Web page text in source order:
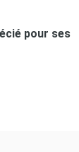
pour ses